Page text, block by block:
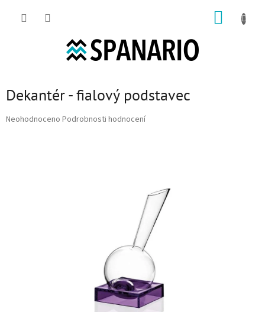
Dekantér - fialový podstavec
Průměrné hodnocení produktu je 0,0 z 5 hvězdiček.
Neohodnoceno Podrobnosti hodnocení